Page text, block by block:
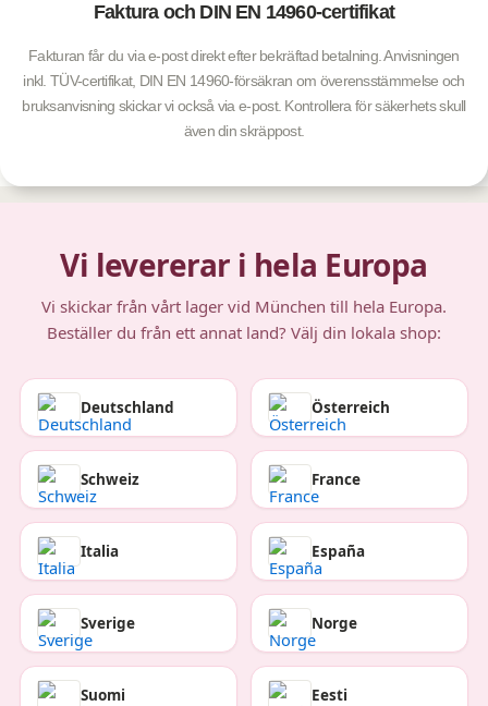
Faktura och DIN EN 14960-certifikat
Fakturan får du via e-post direkt efter bekräftad betalning. Anvisningen
inkl. TÜV-certifikat, DIN EN 14960-försäkran om överensstämmelse och
bruksanvisning skickar vi också via e-post. Kontrollera för säkerhets skull
även din skräppost.
Vi levererar i hela Europa
Vi skickar från vårt lager vid München till hela Europa.
Beställer du från ett annat land? Välj din lokala shop:
Deutschland Österreich
Schweiz France
Italia España
Sverige Norge
Suomi Eesti